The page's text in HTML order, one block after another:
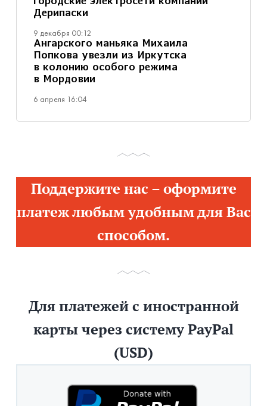
Дерипаски
9 декабря 00:12
Ангарского маньяка Михаила
Попкова увезли из Иркутска
в колонию особого режима
в Мордовии
6 апреля 16:04
Поддержите нас – оформите
платеж любым удобным для Вас
способом.
Для платежей с иностранной
карты через систему PayPal
(USD)